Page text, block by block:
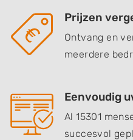
Prijzen
Ontvang en
meerdere
Eenvoudig
Al 15301
succesvol